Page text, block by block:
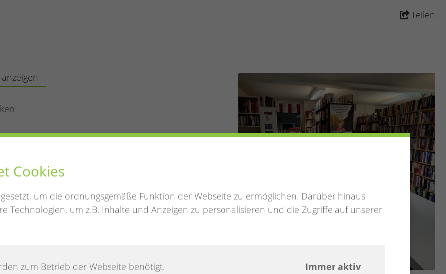
Teilen
unter der Gemeindebibliothek
Turnhalle im Keller unter der
Bücher werden kostenfrei 1:1
Kochbücher und Reader’s Digest
bestehen, wenden Sie sich gerne an die
Cookies
um die ordnungsgemäße Funktion der Webseite zu ermöglichen. Darüber hinaus
Technologien, um z.B. Inhalte und Anzeigen zu personalisieren und die Zugriffe auf unserer
zum Betrieb der Webseite benötigt.
Immer aktiv